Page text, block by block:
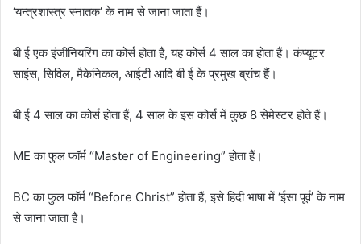
‘यन्त्रशास्त्र स्नातक’ के नाम से जाना जाता हैं।
बी ई एक इंजीनियरिंग का कोर्स होता हैं, यह कोर्स 4 साल का होता हैं। कंप्यूटर
साइंस, सिविल, मैकेनिकल, आईटी आदि बी ई के प्रमुख ब्रांच हैं।
बी ई 4 साल का कोर्स होता हैं, 4 साल के इस कोर्स में कुछ 8 सेमेस्टर होते हैं।
ME का फुल फॉर्म “Master of Engineering” होता हैं।
BC का फुल फॉर्म “Before Christ” होता हैं, इसे हिंदी भाषा में ‘ईसा पूर्व’ के नाम
से जाना जाता हैं।